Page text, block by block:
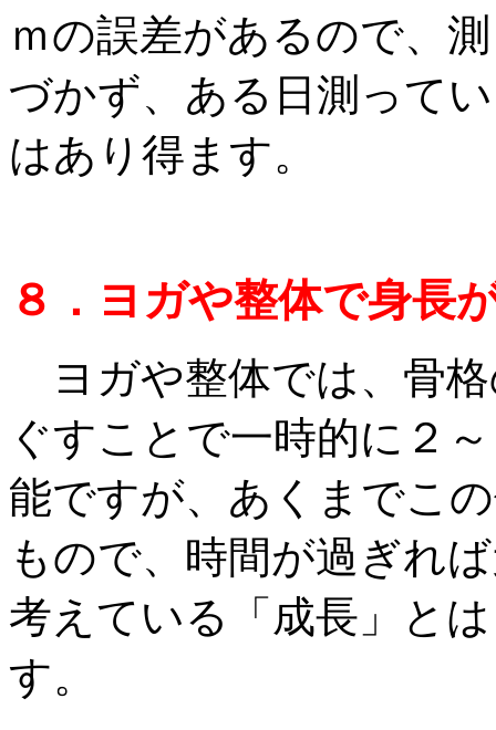
ｍの誤差があるので、
づかず、ある日測って
はあり得ます。
８．ヨガや整体で身長
ヨガや整体では、骨
ぐすことで一時的に２
能ですが、あくまでこ
もので、時間が過ぎれ
考えている「成長」と
す。